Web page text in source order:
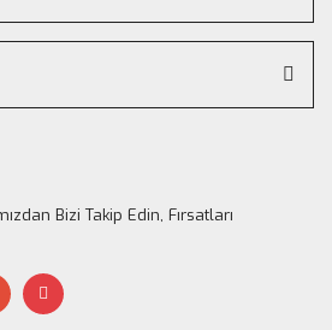
Bizi Takip Edin, Fırsatları